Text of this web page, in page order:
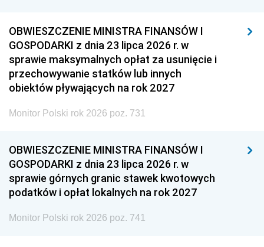
OBWIESZCZENIE MINISTRA FINANSÓW I
GOSPODARKI z dnia 23 lipca 2026 r. w
sprawie maksymalnych opłat za usunięcie i
przechowywanie statków lub innych
obiektów pływających na rok 2027
Monitor Polski rok 2026 poz. 731
OBWIESZCZENIE MINISTRA FINANSÓW I
GOSPODARKI z dnia 23 lipca 2026 r. w
sprawie górnych granic stawek kwotowych
podatków i opłat lokalnych na rok 2027
Monitor Polski rok 2026 poz. 741